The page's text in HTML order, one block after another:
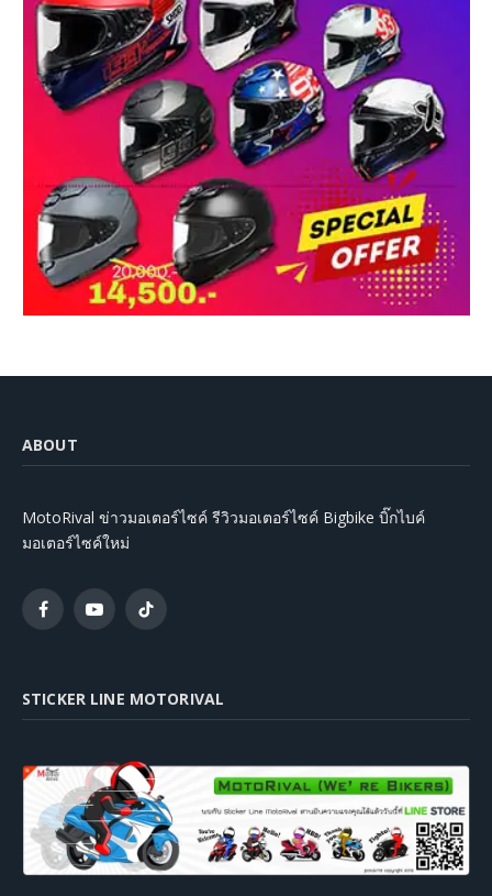
ABOUT
MotoRival ข่าวมอเตอร์ไซค์ รีวิวมอเตอร์ไซค์ Bigbike บิ๊กไบค์
มอเตอร์ไซค์ใหม่
FacebookYouTubeTikTok
STICKER LINE MOTORIVAL